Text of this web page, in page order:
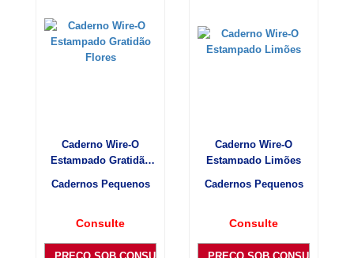
Caderno Wire-O
Estampado Gratidão
Cadernos Pequenos
Consulte
Caderno Wire-O
Estampado Limões
Cadernos Pequenos
Consulte